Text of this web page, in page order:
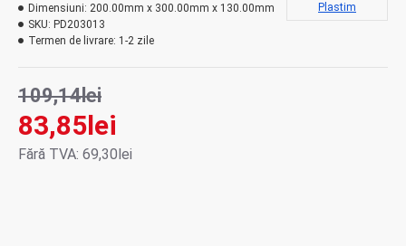
83,85lei
109,14lei
Fără TVA: 69,30lei
Dimensiuni: 200.00mm x 300.00mm x 130.00mm
SKU: PD203013
Termen de livrare: 1-2 zile
Plastim